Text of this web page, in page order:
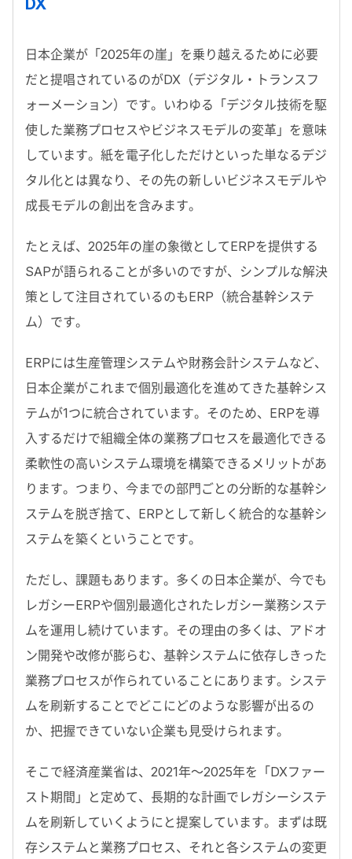
DX
日本企業が「2025年の崖」を乗り越えるために必要
だと提唱されているのがDX（デジタル・トランスフ
ォーメーション）です。いわゆる「デジタル技術を駆
使した業務プロセスやビジネスモデルの変革」を意味
しています。紙を電子化しただけといった単なるデジ
タル化とは異なり、その先の新しいビジネスモデルや
成長モデルの創出を含みます。
たとえば、2025年の崖の象徴としてERPを提供する
SAPが語られることが多いのですが、シンプルな解決
策として注目されているのもERP（統合基幹システ
ム）です。
ERPには生産管理システムや財務会計システムなど、
日本企業がこれまで個別最適化を進めてきた基幹シス
テムが1つに統合されています。そのため、ERPを導
入するだけで組織全体の業務プロセスを最適化できる
柔軟性の高いシステム環境を構築できるメリットがあ
ります。つまり、今までの部門ごとの分断的な基幹シ
ステムを脱ぎ捨て、ERPとして新しく統合的な基幹シ
ステムを築くということです。
ただし、課題もあります。多くの日本企業が、今でも
レガシーERPや個別最適化されたレガシー業務システ
ムを運用し続けています。その理由の多くは、アドオ
ン開発や改修が膨らむ、基幹システムに依存しきった
業務プロセスが作られていることにあります。システ
ムを刷新することでどこにどのような影響が出るの
か、把握できていない企業も見受けられます。
そこで経済産業省は、2021年～2025年を「DXファー
スト期間」と定めて、長期的な計画でレガシーシステ
ムを刷新していくようにと提案しています。まずは既
存システムと業務プロセス、それと各システムの変更